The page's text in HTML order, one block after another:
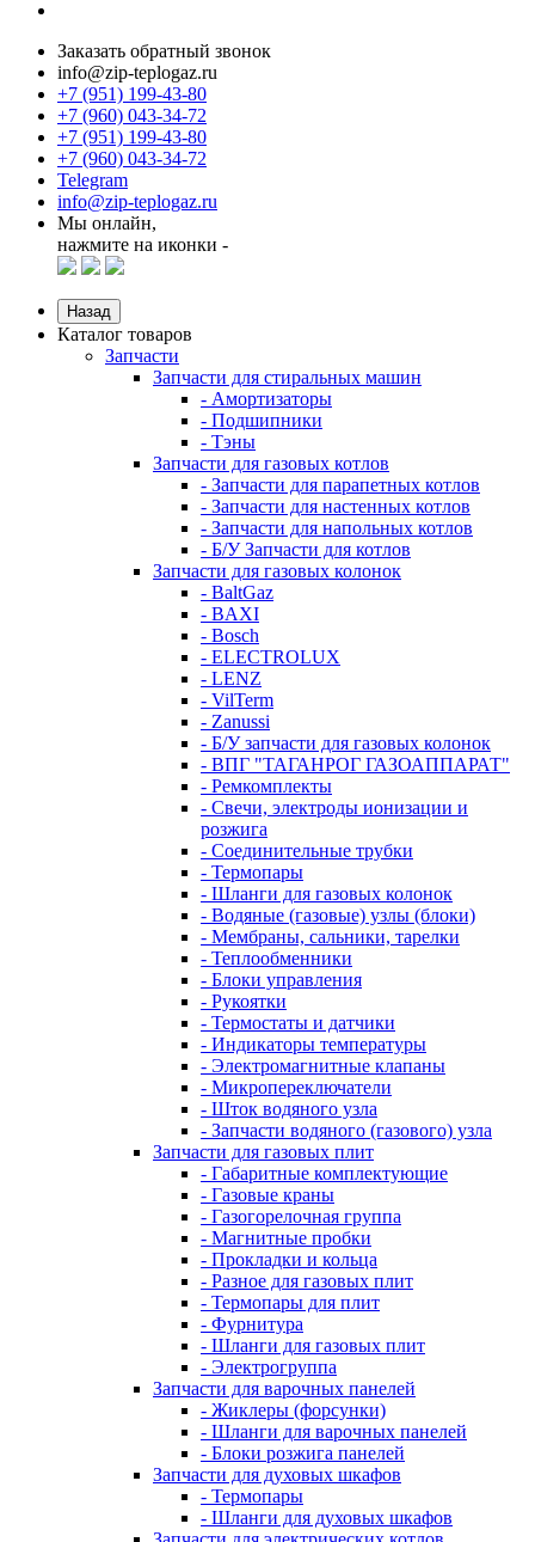
Заказать обратный звонок
info@zip-teplogaz.ru
+7 (951) 199-43-80
+7 (960) 043-34-72
+7 (951) 199-43-80
+7 (960) 043-34-72
Telegram
info@zip-teplogaz.ru
Мы онлайн,
нажмите на иконки -
Назад
Каталог товаров
Запчасти
Запчасти для стиральных машин
- Амортизаторы
- Подшипники
- Тэны
Запчасти для газовых котлов
- Запчасти для парапетных котлов
- Запчасти для настенных котлов
- Запчасти для напольных котлов
- Б/У Запчасти для котлов
Запчасти для газовых колонок
- BaltGaz
- BAXI
- Bosch
- ELECTROLUX
- LENZ
- VilTerm
- Zanussi
- Б/У запчасти для газовых колонок
- ВПГ "ТАГАНРОГ ГАЗОАППАРАТ"
- Ремкомплекты
- Свечи, электроды ионизации и
розжига
- Соединительные трубки
- Термопары
- Шланги для газовых колонок
- Водяные (газовые) узлы (блоки)
- Мембраны, сальники, тарелки
- Теплообменники
- Блоки управления
- Рукоятки
- Термостаты и датчики
- Индикаторы температуры
- Электромагнитные клапаны
- Микропереключатели
- Шток водяного узла
- Запчасти водяного (газового) узла
Запчасти для газовых плит
- Габаритные комплектующие
- Газовые краны
- Газогорелочная группа
- Магнитные пробки
- Прокладки и кольца
- Разное для газовых плит
- Термопары для плит
- Фурнитура
- Шланги для газовых плит
- Электрогруппа
Запчасти для варочных панелей
- Жиклеры (форсунки)
- Шланги для варочных панелей
- Блоки розжига панелей
Запчасти для духовых шкафов
- Термопары
- Шланги для духовых шкафов